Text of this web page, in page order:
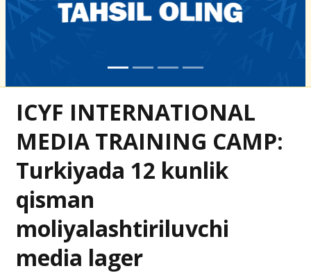
ICYF INTERNATIONAL
MEDIA TRAINING CAMP:
Turkiyada 12 kunlik
qisman
moliyalashtiriluvchi
media lager